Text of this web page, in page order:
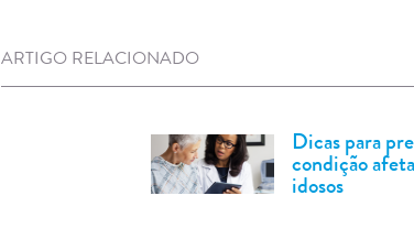
ARTIGO RELACIONADO
Dicas para
condição
idosos